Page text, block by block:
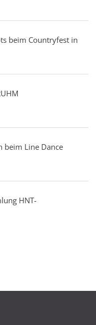
beim Countryfest in
beim Line Dance
HNT-